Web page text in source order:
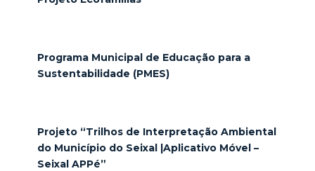
Programa Municipal de Educação para a
Sustentabilidade (PMES)
Projeto “Trilhos de Interpretação Ambiental
do Município do Seixal |Aplicativo Móvel –
Seixal APPé”